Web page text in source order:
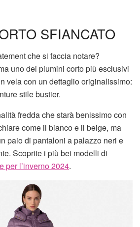
SFIANCATO
che si faccia notare?
uno dei piumini corto più esclusivi
vela con un dettaglio originalissimo:
stile bustier.
fredda che starà benissimo con
come il bianco e il beige, ma
paio di pantaloni a palazzo neri e
Scoprite i più bei modelli di
per l’inverno 2024.